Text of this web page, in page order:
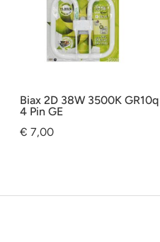
Biax 2D 38W 3500K GR10q
4 Pin GE
€ 7,00